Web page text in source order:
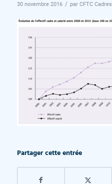
30 novembre 2016 / par CFTC Cadres
Partager cette entrée